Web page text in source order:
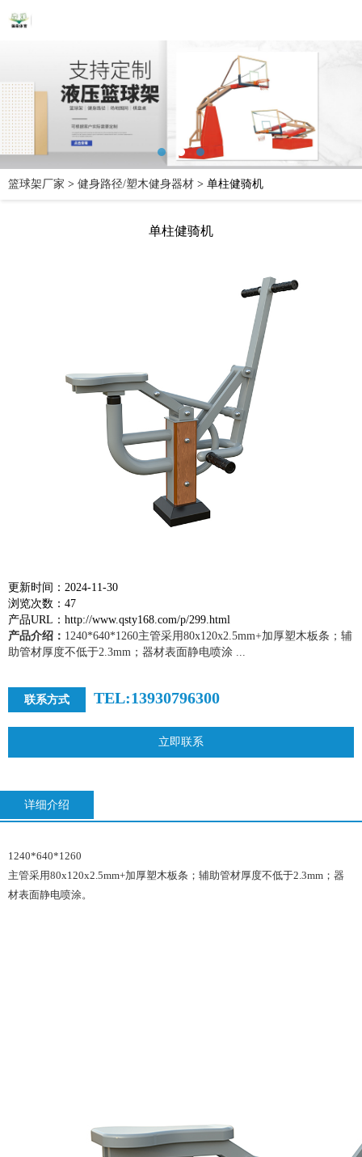
篮球架厂家 > 健身路径/塑木健身器材 > 单柱健骑机
单柱健骑机
更新时间：2024-11-30
浏览次数：47
产品URL：http://www.qsty168.com/p/299.html
产品介绍： 1240*640*1260主管采用80x120x2.5mm+加厚塑木板条；辅
助管材厚度不低于2.3mm；器材表面静电喷涂 ...
联系方式 TEL:13930796300
立即联系
详细介绍
1240*640*1260
主管采用80x120x2.5mm+加厚塑木板条；辅助管材厚度不低于2.3mm；器
材表面静电喷涂。